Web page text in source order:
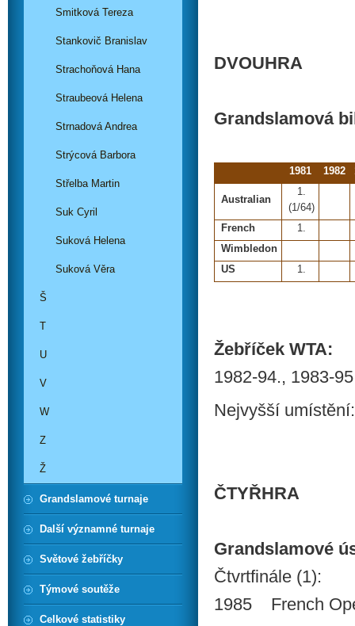
DVOUHRA
Grandslamová
1981 1982
Australian
1.
(1/64)
French
1.
Wimbledon
US
1.
Žebříček WTA:
1982-94., 1983-
Nejvyšší
ČTYŘHRA
Grandslamové
Čtvrtfinále (1):
1985 French
Smitková Tereza
Stankovič Branislav
Strachoňová Hana
Straubeová Helena
Strnadová Andrea
Strýcová Barbora
Střelba Martin
Suk Cyril
Suková Helena
Suková Věra
Š
T
U
V
W
Z
Ž
Grandslamové turnaje
Další významné turnaje
Světové žebříčky
Týmové soutěže
Celkové statistiky